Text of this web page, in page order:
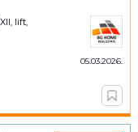
lift,
05.03.2026.